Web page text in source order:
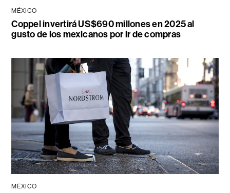
MÉXICO
Coppel invertirá US$690 millones en 2025 al
gusto de los mexicanos por ir de compras
MÉXICO